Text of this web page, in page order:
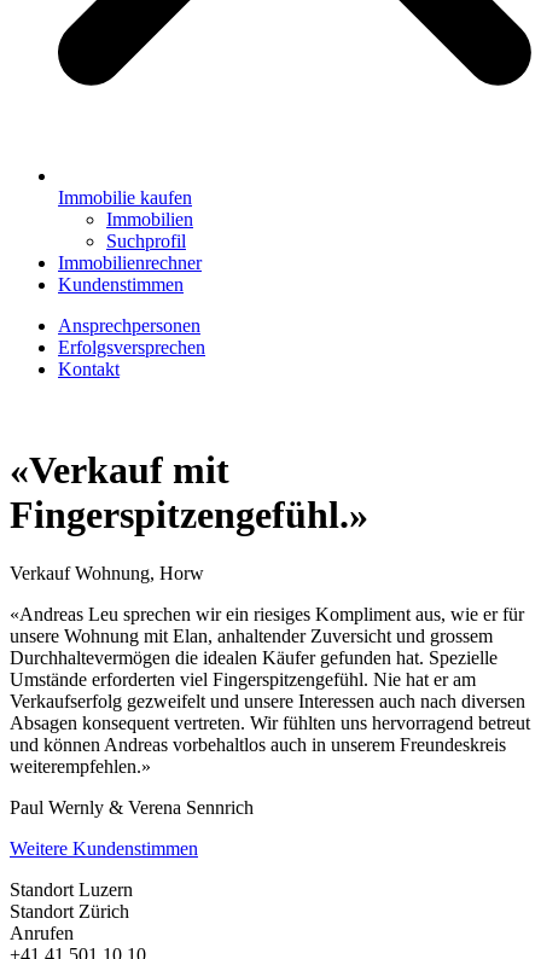
Immobilie kaufen
Immobilien
Suchprofil
Immobilienrechner
Kundenstimmen
Ansprechpersonen
Erfolgsversprechen
Kontakt
«Verkauf mit
Fingerspitzengefühl.»
Verkauf Wohnung, Horw
«Andreas Leu sprechen wir ein riesiges Kompliment aus, wie er für
unsere Wohnung mit Elan, anhaltender Zuversicht und grossem
Durchhaltevermögen die idealen Käufer gefunden hat. Spezielle
Umstände erforderten viel Fingerspitzengefühl. Nie hat er am
Verkaufserfolg gezweifelt und unsere Interessen auch nach diversen
Absagen konsequent vertreten. Wir fühlten uns hervorragend betreut
und können Andreas vorbehaltlos auch in unserem Freundeskreis
weiterempfehlen.»
Paul Wernly & Verena Sennrich
Weitere Kundenstimmen
Standort Luzern
Standort Zürich
Anrufen
+41 41 501 10 10